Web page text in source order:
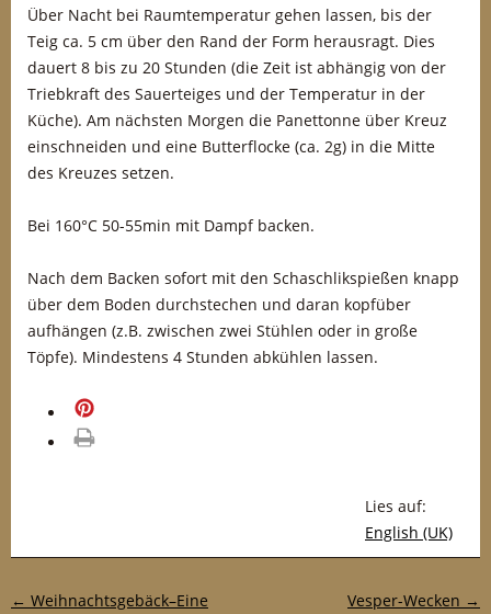
Über Nacht bei Raumtemperatur gehen lassen, bis der
Teig ca. 5 cm über den Rand der Form herausragt. Dies
dauert 8 bis zu 20 Stunden (die Zeit ist abhängig von der
Triebkraft des Sauerteiges und der Temperatur in der
Küche). Am nächsten Morgen die Panettonne über Kreuz
einschneiden und eine Butterflocke (ca. 2g) in die Mitte
des Kreuzes setzen.
Bei 160°C 50-55min mit Dampf backen.
Nach dem Backen sofort mit den Schaschlikspießen knapp
über dem Boden durchstechen und daran kopfüber
aufhängen (z.B. zwischen zwei Stühlen oder in große
Töpfe). Mindestens 4 Stunden abkühlen lassen.
Lies auf:
English (UK)
Post-Navigation
← Weihnachtsgebäck–Eine Vesper-Wecken →